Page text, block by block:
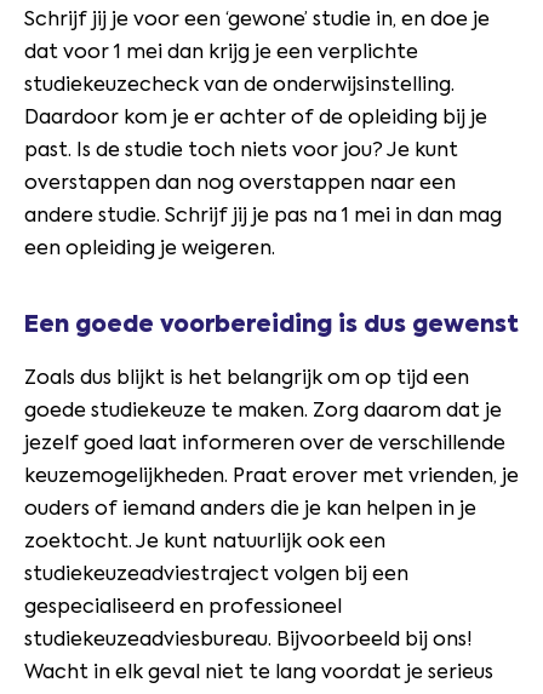
Schrijf jij je voor een ‘gewone’ studie in, en doe je
dat voor 1 mei dan krijg je een verplichte
studiekeuzecheck van de onderwijsinstelling.
Daardoor kom je er achter of de opleiding bij je
past. Is de studie toch niets voor jou? Je kunt
overstappen dan nog overstappen naar een
andere studie. Schrijf jij je pas na 1 mei in dan mag
een opleiding je weigeren.
Een goede voorbereiding is dus gewenst
Zoals dus blijkt is het belangrijk om op tijd een
goede studiekeuze te maken. Zorg daarom dat je
jezelf goed laat informeren over de verschillende
keuzemogelijkheden. Praat erover met vrienden, je
ouders of iemand anders die je kan helpen in je
zoektocht. Je kunt natuurlijk ook een
studiekeuzeadviestraject volgen bij een
gespecialiseerd en professioneel
studiekeuzeadviesbureau. Bijvoorbeeld bij ons!
Wacht in elk geval niet te lang voordat je serieus